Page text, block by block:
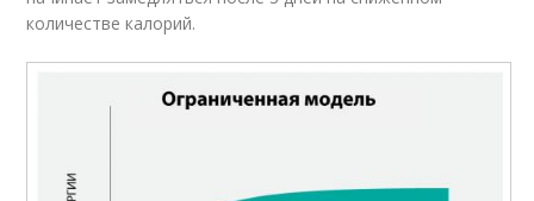
количестве калорий.